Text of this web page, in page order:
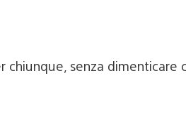
senza dimenticare